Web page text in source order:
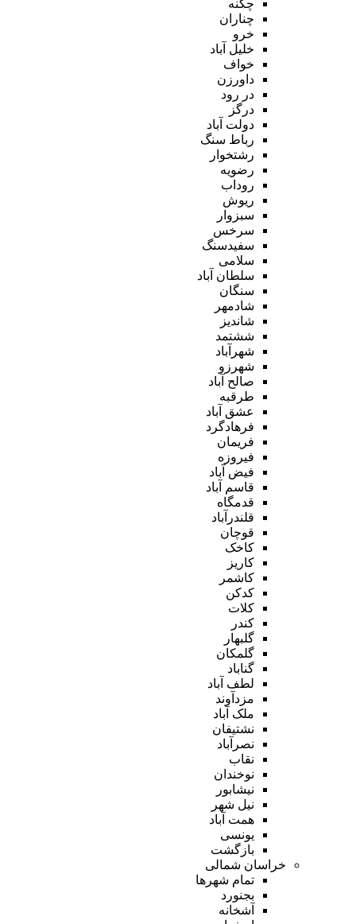
چکنه
چناران
خرو
خلیل آباد
خواف
داورزن
در رود
درگز
دولت آباد
رباط سنگ
رشتخوار
رضویه
روداب
ریوش
سبزوار
سرخس
سفیدسنگ
سلامی
سلطان آباد
سنگان
شادمهر
شاندیز
ششتمد
شهرآباد
شهرزو
صالح آباد
طرقبه
عشق آباد
فرهادگرد
فریمان
فیروزه
فیض آباد
قاسم آباد
قدمگاه
قلندرآباد
قوچان
کاخک
کاریز
کاشمر
کدکن
کلات
کندر
گلبهار
گلمکان
گناباد
لطف آباد
مزدآوند
ملک آباد
نشتیفان
نصرآباد
نقاب
نوخندان
نیشابور
نیل شهر
همت آباد
یونسی
بازگشت
خراسان شمالی
تمام شهر‌ها
بجنورد
آشخانه